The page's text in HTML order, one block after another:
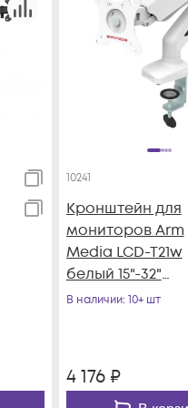
10241
Кронштейн для
мониторов Arm
Media LCD-T21w
белый 15"-32"
макс.6.5кг
В наличии: 10+ шт
4 176₽